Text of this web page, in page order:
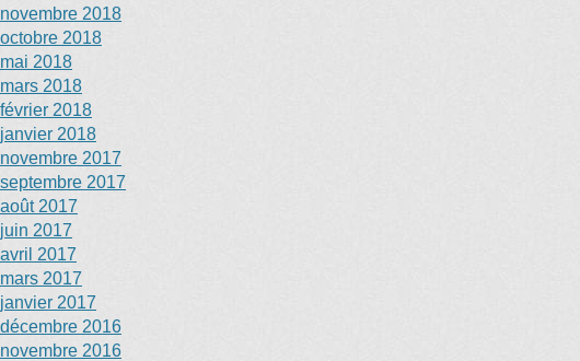
novembre 2018
octobre 2018
mai 2018
mars 2018
février 2018
janvier 2018
novembre 2017
septembre 2017
août 2017
juin 2017
avril 2017
mars 2017
janvier 2017
décembre 2016
novembre 2016